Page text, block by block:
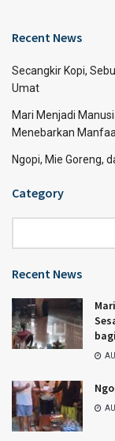
Recent News
Secangkir Kopi,
Umat
Mari Menjadi
Menebarkan
Ngopi, Mie Goreng,
Category
Recent News